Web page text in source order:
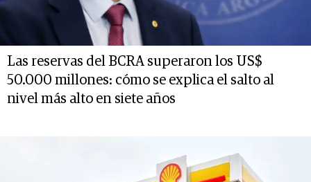
Las reservas del BCRA superaron los US$
50.000 millones: cómo se explica el salto al
nivel más alto en siete años